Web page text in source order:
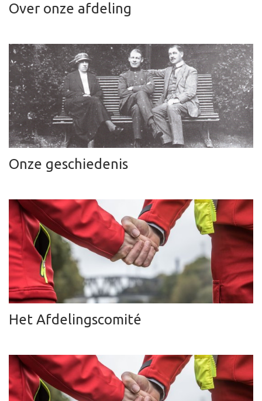
Over onze afdeling
Onze geschiedenis
Het Afdelingscomité